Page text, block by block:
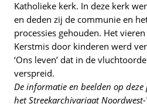
Katholieke kerk. In deze kerk
en deden zij de communie en
processies gehouden. Het
Kerstmis door kinderen werd
‘Ons leven’ dat in de
verspreid.
De informatie en beelden op
het Streekarchivariaat